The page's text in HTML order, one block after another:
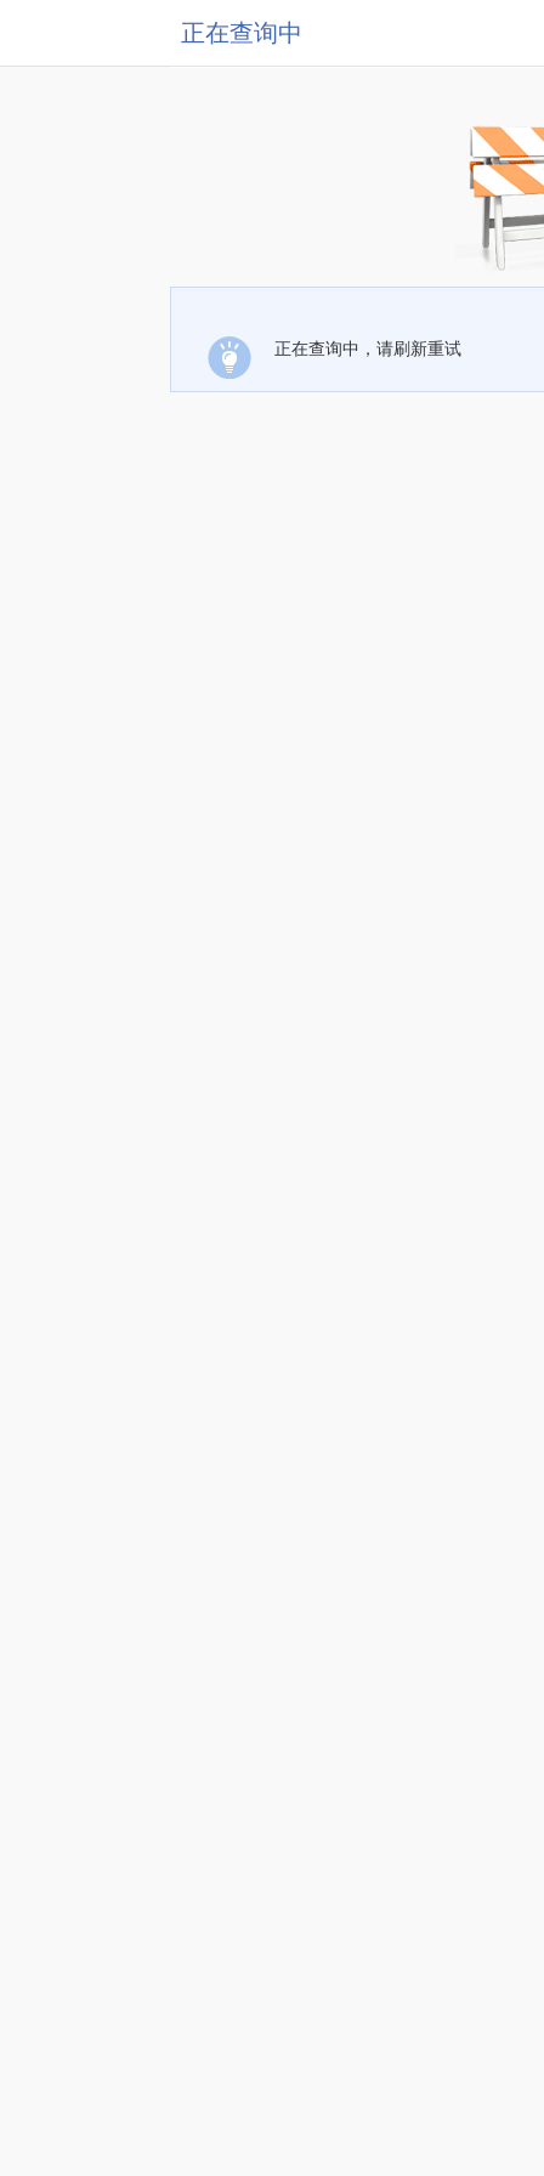
正在查询中
正在查询中，请刷新重试